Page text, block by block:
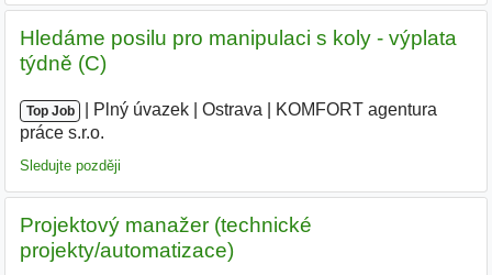
Hledáme posilu pro manipulaci s koly - výplata
týdně (C)
Top Job Plný úvazek Ostrava
KOMFORT agentura
práce s.r.o.
Sledujte později
Projektový manažer (technické
projekty/automatizace)